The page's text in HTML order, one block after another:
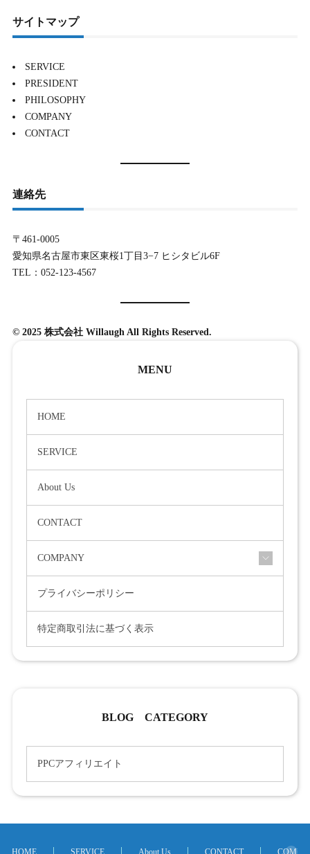
サイトマップ
SERVICE
PRESIDENT
PHILOSOPHY
COMPANY
CONTACT
連絡先
〒461-0005
愛知県名古屋市東区東桜1丁目3−7 ヒシタビル6F
TEL：052-123-4567
© 2025 株式会社 Willaugh All Rights Reserved.
MENU
HOME
SERVICE
About Us
CONTACT
COMPANY
プライバシーポリシー
特定商取引法に基づく表示
BLOG CATEGORY
PPCアフィリエイト
HOME SERVICE About Us CONTACT